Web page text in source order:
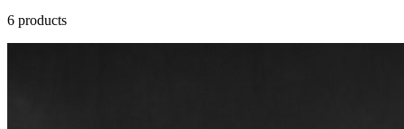
6 products